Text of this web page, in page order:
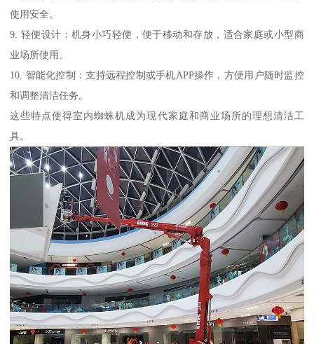
使用安全。
9. 轻便设计：机身小巧轻便，便于移动和存放，适合家庭或小型商
业场所使用。
10. 智能化控制：支持远程控制或手机APP操作，方便用户随时监控
和调整清洁任务。
这些特点使得室内蜘蛛机成为现代家庭和商业场所的理想清洁工
具。